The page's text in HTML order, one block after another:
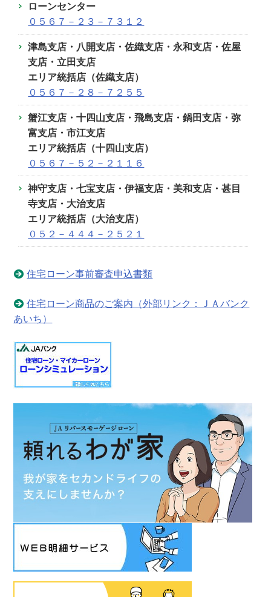
ローンセンター
０５６７－２３－７３１２
津島支店・八開支店・佐織支店・ 永和支店・佐屋
支店・立田支店
エリア統括店（佐織支店）
０５６７－２８－７２５５
蟹江支店・十四山支店・飛島支店・鍋田支店・弥
富支店・市江支店
エリア統括店（十四山支店）
０５６７－５２－２１１６
神守支店・七宝支店・伊福支店・美和支店・甚目
寺支店・大治支店
エリア統括店（大治支店）
０５２－４４４－２５２１
住宅ローン事前審査申込書類
住宅ローン商品のご案内（外部リンク：ＪＡバンク
あいち）